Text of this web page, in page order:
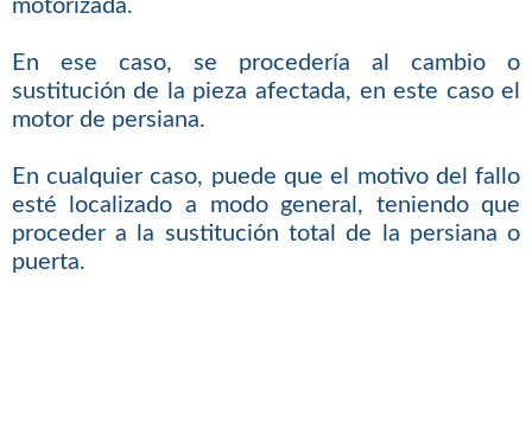
motorizada.
En ese caso, se procedería al cambio o
sustitución de la pieza afectada, en este caso el
motor de persiana.
En cualquier caso, puede que el motivo del fallo
esté localizado a modo general, teniendo que
proceder a la sustitución total de la persiana o
puerta.